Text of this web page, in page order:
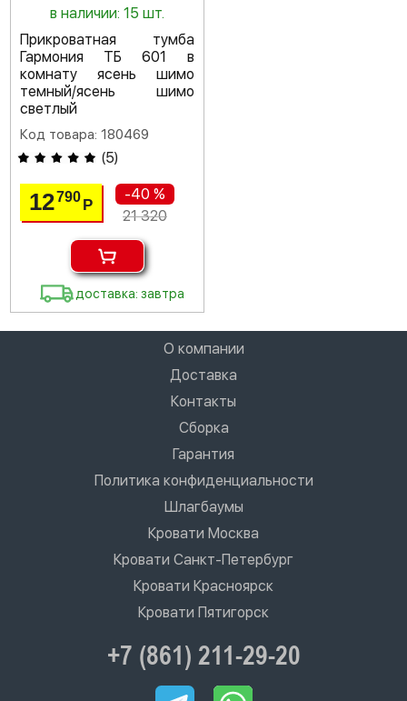
в наличии: 15 шт.
Прикроватная тумба
Гармония ТБ 601 в
комнату ясень шимо
темный/ясень шимо
светлый
Код товара: 180469
(5)
12790Р
-40 %
21 320
доставка: завтра
О компании
Доставка
Контакты
Сборка
Гарантия
Политика конфиденциальности
Шлагбаумы
Кровати Москва
Кровати Санкт-Петербург
Кровати Красноярск
Кровати Пятигорск
+7 (861) 211-29-20